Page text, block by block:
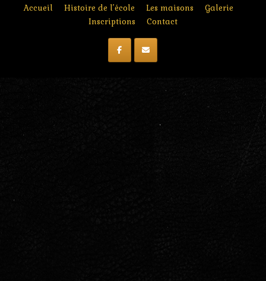
Accueil Histoire de l’école Les maisons
Galerie
Inscriptions
Contact